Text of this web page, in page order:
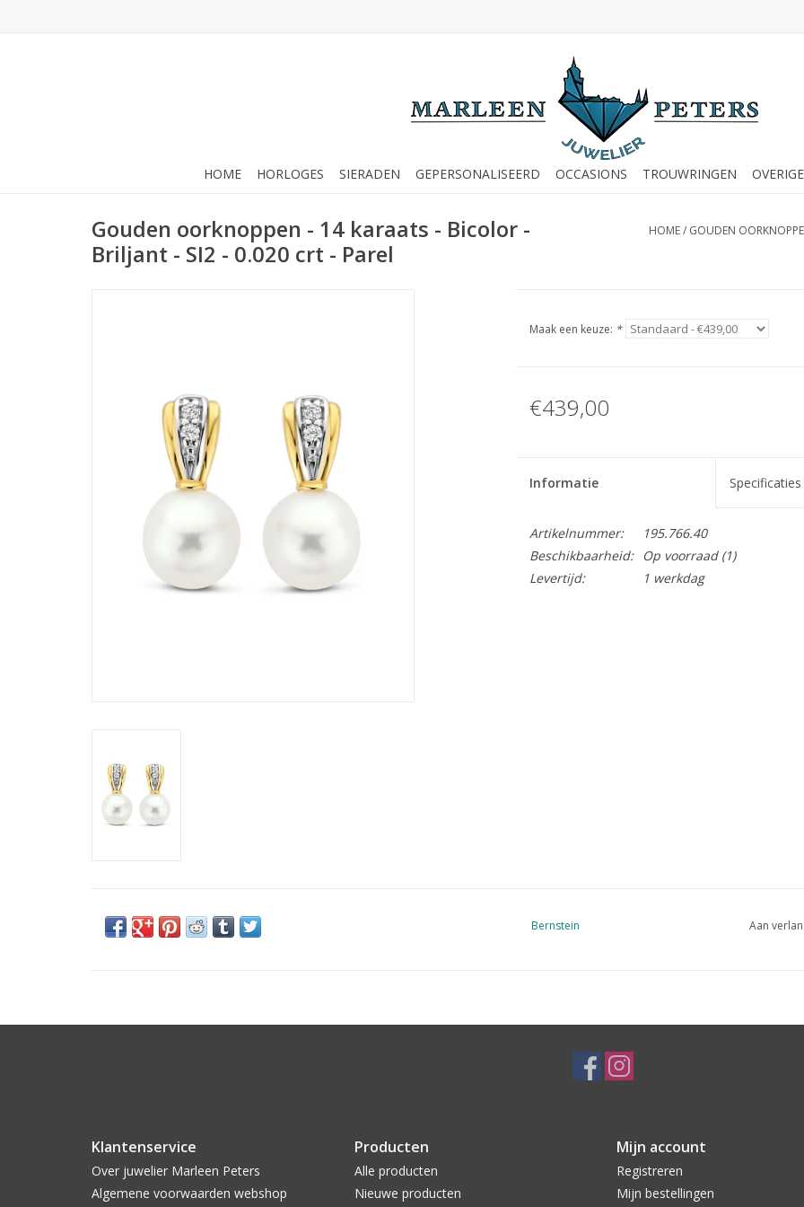
HOME HORLOGES SIERADEN GEPERSONALISEERD OCCASIONS TROUWRINGEN OVERIGE
Gouden oorknoppen - 14 karaats - Bicolor -
Briljant - SI2 - 0.020 crt - Parel
HOME/ GOUDEN
Maak een keuze: *
€439,00
Informatie Specificaties
Artikelnummer:
195.766.40
Beschikbaarheid:
Op voorraad(1)
Levertijd:
1 werkdag
Bernstein Aan
Klantenservice
Over juwelier Marleen Peters
Algemene voorwaarden webshop
Producten
Alle producten
Nieuwe producten
Mijn account
Registreren
Mijn bestellingen